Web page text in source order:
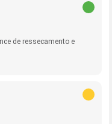
de ressecamento e